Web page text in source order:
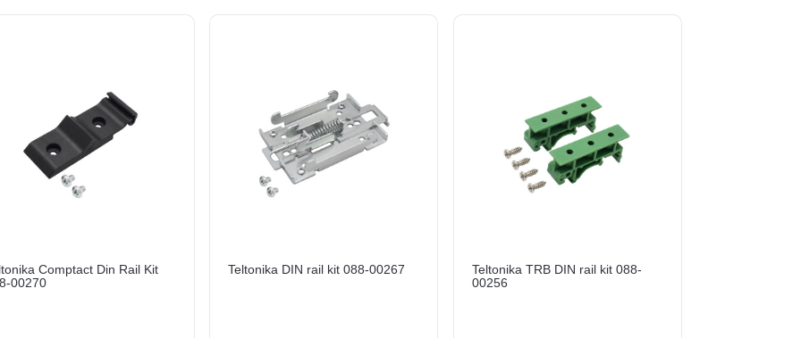
Comptact Din Rail Kit
00270
Teltonika DIN rail kit 088-00267
Teltonika TRB DIN rail kit 088-
00256